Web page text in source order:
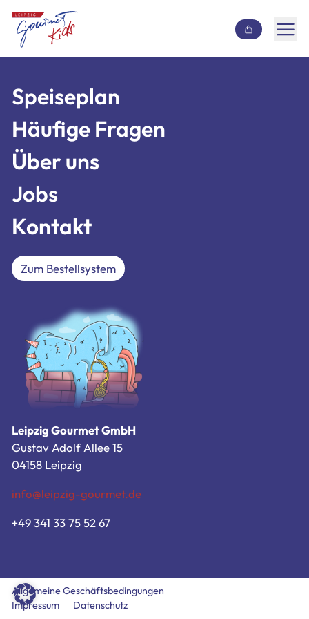
Inhalt überspringen
Häufige Fragen
Über uns
Jobs
Kontakt
Zum Bestellsystem
Allgemeine Geschäftsbedingungen
Impressum
Datenschutz
Speiseplan
Häufige Fragen
Über uns
Jobs
Kontakt
Zum Bestellsystem
Leipzig Gourmet GmbH
Gustav Adolf Allee 15
04158 Leipzig
info@leipzig-gourmet.de
+49 341 33 75 52 67
Allgemeine Geschäftsbedingungen
Impressum
Datenschutz